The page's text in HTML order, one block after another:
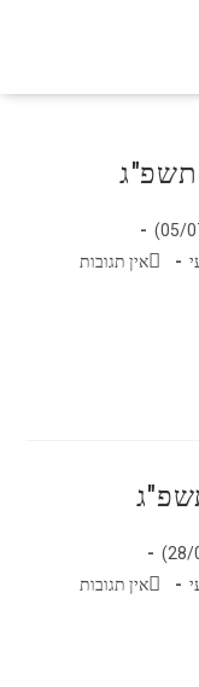
תשפ"ג
אין תגובות
אין תגובות